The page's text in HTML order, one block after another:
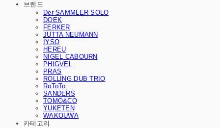
브랜드
Der SAMMLER SOLO
DOEK
FERKER
JUTTA NEUMANN
IYSO
HEREU
NIGEL CABOURN
PHIGVEL
PRAS
ROLLING DUB TRIO
RoToTo
SANDERS
TOMO&CO
YUKETEN
WAKOUWA
카테고리